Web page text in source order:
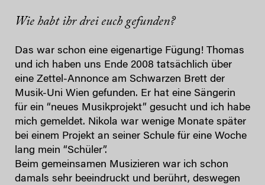
Wie habt ihr drei euch gefunden?
Das war schon eine eigenartige Fügung! Thomas
und ich haben uns Ende 2008 tatsächlich über
eine Zettel-Annonce am Schwarzen Brett der
Musik-Uni Wien gefunden. Er hat eine Sängerin
für ein “neues Musikprojekt” gesucht und ich habe
mich gemeldet. Nikola war wenige Monate später
bei einem Projekt an seiner Schule für eine Woche
lang mein “Schüler”.
Beim gemeinsamen Musizieren war ich schon
damals sehr beeindruckt und berührt, deswegen